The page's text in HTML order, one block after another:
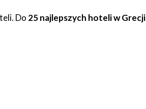
Do 25 najlepszych hoteli w Grecji